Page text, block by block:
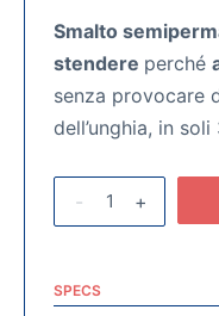
Smalto
stendere perché
senza provocare
dell’unghia, in
- +
SPECS